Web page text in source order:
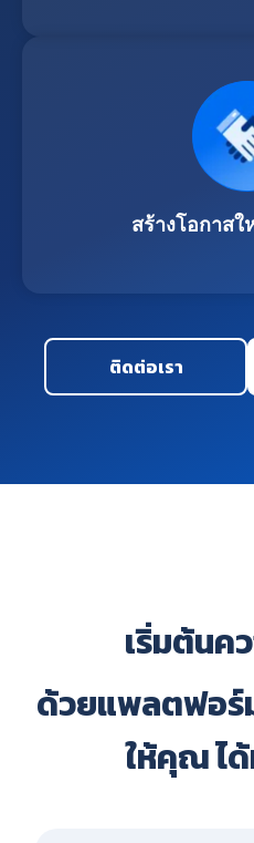
สร้างโอกาสใ
ติดต่อเรา
เริ่มต้นค
ด้วยแพลตฟอร์
ให้คุณ ไ